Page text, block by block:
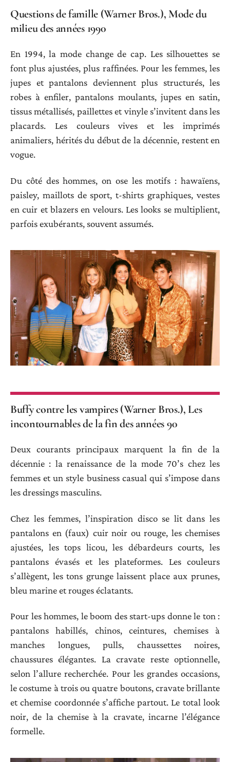
Questions de famille (Warner Bros.), Mode du
milieu des années 1990
En 1994, la mode change de cap. Les silhouettes se
font plus ajustées, plus raffinées. Pour les femmes, les
jupes et pantalons deviennent plus structurés, les
robes à enfiler, pantalons moulants, jupes en satin,
tissus métallisés, paillettes et vinyle s’invitent dans les
placards. Les couleurs vives et les imprimés
animaliers, hérités du début de la décennie, restent en
vogue.
Du côté des hommes, on ose les motifs : hawaïens,
paisley, maillots de sport, t-shirts graphiques, vestes
en cuir et blazers en velours. Les looks se multiplient,
parfois exubérants, souvent assumés.
Buffy contre les vampires (Warner Bros.), Les
incontournables de la fin des années 90
Deux courants principaux marquent la fin de la
décennie : la renaissance de la mode 70’s chez les
femmes et un style business casual qui s’impose dans
les dressings masculins.
Chez les femmes, l’inspiration disco se lit dans les
pantalons en (faux) cuir noir ou rouge, les chemises
ajustées, les tops licou, les débardeurs courts, les
pantalons évasés et les plateformes. Les couleurs
s’allègent, les tons grunge laissent place aux prunes,
bleu marine et rouges éclatants.
Pour les hommes, le boom des start-ups donne le ton :
pantalons habillés, chinos, ceintures, chemises à
manches longues, pulls, chaussettes noires,
chaussures élégantes. La cravate reste optionnelle,
selon l’allure recherchée. Pour les grandes occasions,
le costume à trois ou quatre boutons, cravate brillante
et chemise coordonnée s’affiche partout. Le total look
noir, de la chemise à la cravate, incarne l’élégance
formelle.